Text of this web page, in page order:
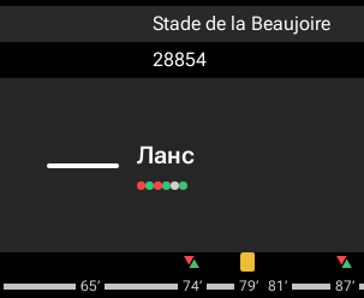
Stade de la Beaujoire
28854
Ланс
65‎’‎ 74‎’‎ 79‎’‎ 81‎’‎ 87‎’‎